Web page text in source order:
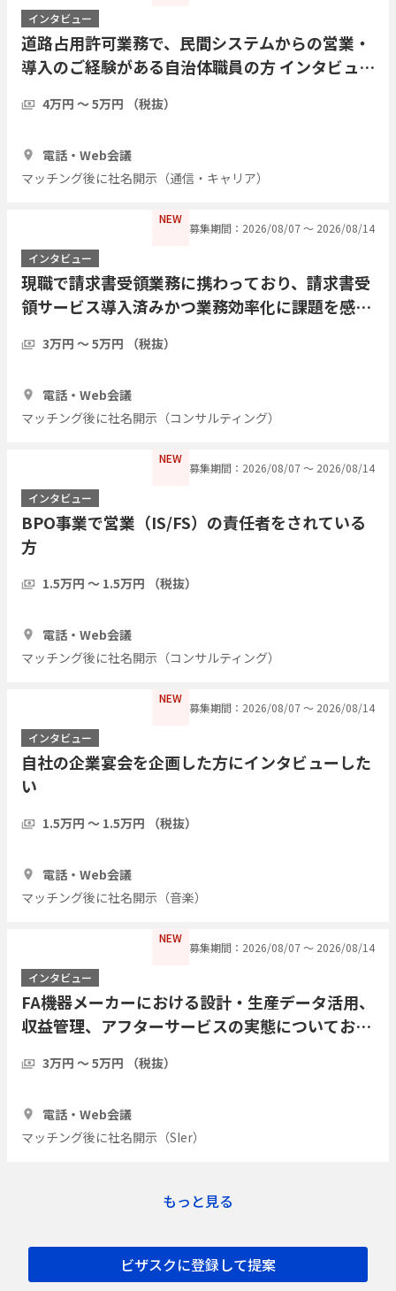
インタビュー
道路占用許可業務で、民間システムからの営業・
導入のご経験がある自治体職員の方 インタビュー
4万円 〜 5万円 （税抜）
電話・Web会議
マッチング後に社名開示（通信・キャリア）
NEW
募集期間：2026/08/07 〜 2026/08/14
インタビュー
現職で請求書受領業務に携わっており、請求書受
領サービス導入済みかつ業務効率化に課題を感じ
3万円 〜 5万円 （税抜）
電話・Web会議
マッチング後に社名開示（コンサルティング）
NEW
募集期間：2026/08/07 〜 2026/08/14
インタビュー
BPO事業で営業（IS/FS）の責任者をされている
方
1.5万円 〜 1.5万円 （税抜）
電話・Web会議
マッチング後に社名開示（コンサルティング）
NEW
募集期間：2026/08/07 〜 2026/08/14
インタビュー
自社の企業宴会を企画した方にインタビューした
い
1.5万円 〜 1.5万円 （税抜）
電話・Web会議
マッチング後に社名開示（音楽）
NEW
募集期間：2026/08/07 〜 2026/08/14
インタビュー
FA機器メーカーにおける設計・生産データ活用、
収益管理、アフターサービスの実態についてお伺
3万円 〜 5万円 （税抜）
電話・Web会議
マッチング後に社名開示（SIer）
もっと見る
ビザスクに登録して提案